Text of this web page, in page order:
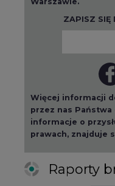
ZAPISZ SIĘ
Więcej informacji
przez nas
informacje o
prawach, znajduje
Raporty